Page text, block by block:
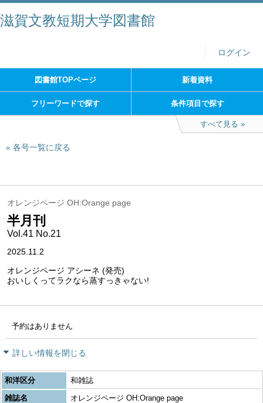
滋賀文教短期大学図書館
ログイン
図書館TOPページ 新着資料
フリーワードで探す 条件項目で探す
すべて見る
各号一覧に戻る
オレンジページ OH:Orange page
半月刊
Vol.41 No.21
2025.11.2
オレンジページ アシーネ (発売)
おいしくってラクなら蒸すっきゃない!
予約はありません
詳しい情報を閉じる
和洋区分
和雑誌
雑誌名
オレンジページ OH:Orange page